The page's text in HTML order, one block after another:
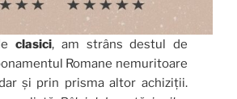
clasici, am strâns destul de
Romane nemuritoare
și prin prisma altor achiziții.